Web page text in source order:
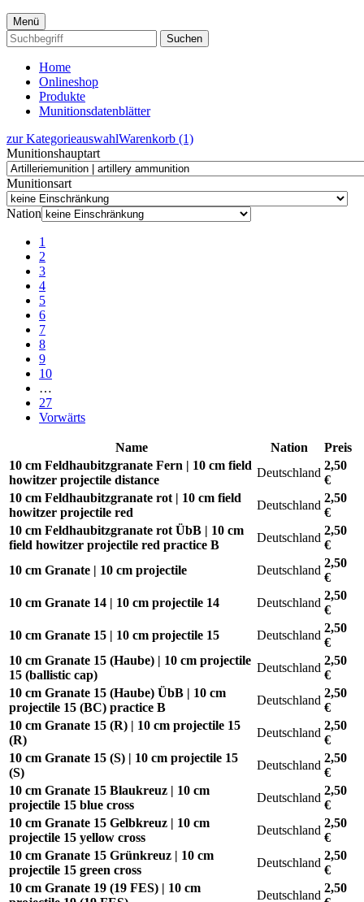
Menü
Suchen
Home
Onlineshop
Produkte
Munitionsdatenblätter
zur KategorieauswahlWarenkorb (1)
Munitionshauptart
Munitionsart
Nation
1
2
3
4
5
6
7
8
9
10
…
27
Vorwärts
Name Nation
Preis
10 cm Feldhaubitzgranate Fern | 10 cm field
howitzer projectile distance
Deutschland
2,50
€
10 cm Feldhaubitzgranate rot | 10 cm field
howitzer projectile red
Deutschland
2,50
€
10 cm Feldhaubitzgranate rot ÜbB | 10 cm
field howitzer projectile red practice B
Deutschland
2,50
€
10 cm Granate | 10 cm projectile
Deutschland
2,50
€
10 cm Granate 14 | 10 cm projectile 14
Deutschland
2,50
€
10 cm Granate 15 | 10 cm projectile 15
Deutschland
2,50
€
10 cm Granate 15 (Haube) | 10 cm projectile
15 (ballistic cap)
Deutschland
2,50
€
10 cm Granate 15 (Haube) ÜbB | 10 cm
projectile 15 (BC) practice B
Deutschland
2,50
€
10 cm Granate 15 (R) | 10 cm projectile 15
(R)
Deutschland
2,50
€
10 cm Granate 15 (S) | 10 cm projectile 15
(S)
Deutschland
2,50
€
10 cm Granate 15 Blaukreuz | 10 cm
projectile 15 blue cross
Deutschland
2,50
€
10 cm Granate 15 Gelbkreuz | 10 cm
projectile 15 yellow cross
Deutschland
2,50
€
10 cm Granate 15 Grünkreuz | 10 cm
projectile 15 green cross
Deutschland
2,50
€
10 cm Granate 19 (19 FES) | 10 cm
Deutschland
2,50